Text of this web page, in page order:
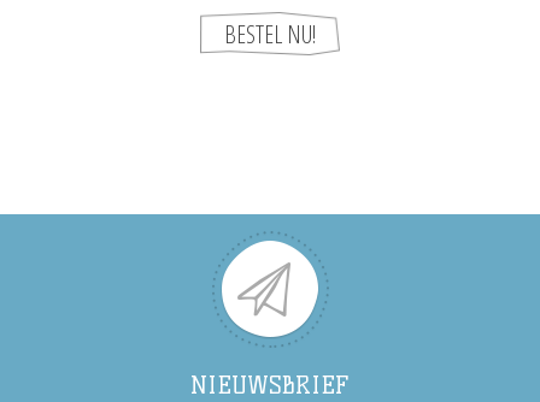
NIEUWSBRIEF